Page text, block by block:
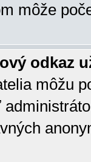
môže
odkaz
môžu